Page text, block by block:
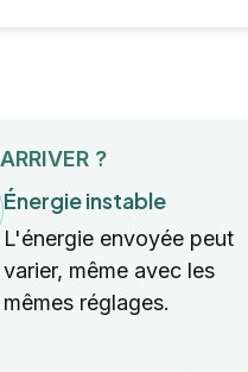
?
Énergie instable
L'énergie envoyée peut
varier, même avec les
mêmes réglages.